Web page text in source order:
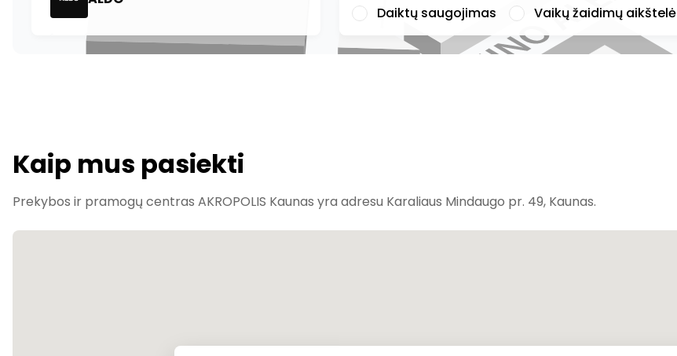
Daiktų saugojimas Vaikų žaidimų aikštelė
Kaip mus pasiekti
Prekybos ir pramogų centras AKROPOLIS Kaunas yra adresu Karaliaus Mindaugo pr. 49, Kaunas.